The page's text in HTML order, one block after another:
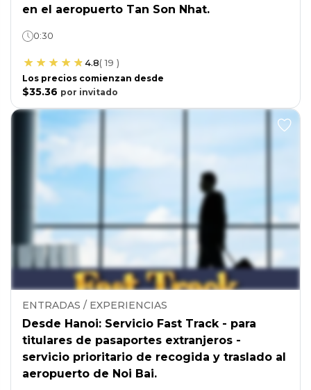
en el aeropuerto Tan Son Nhat.
0:30
4.8(19 )
Los precios comienzan desde
$35.36 por invitado
ENTRADAS / EXPERIENCIAS
Desde Hanoi: Servicio Fast Track - para
titulares de pasaportes extranjeros -
servicio prioritario de recogida y traslado al
aeropuerto de Noi Bai.